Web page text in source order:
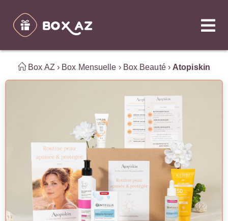
Box AZ› Box Mensuelle › Box Beauté›Atopiskin